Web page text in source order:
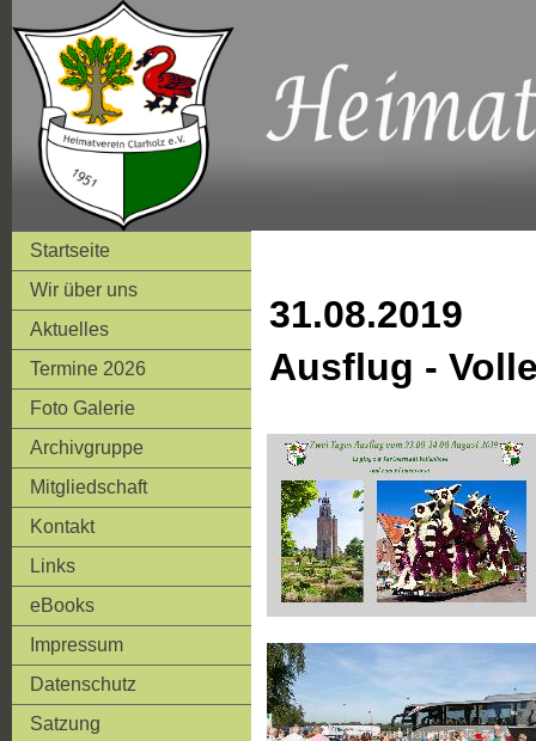
Startseite
Wir über uns
Aktuelles
Termine 2026
Foto Galerie
Archivgruppe
Mitgliedschaft
Kontakt
Links
eBooks
Impressum
Datenschutz
Satzung
31.08.2019
Ausflug -